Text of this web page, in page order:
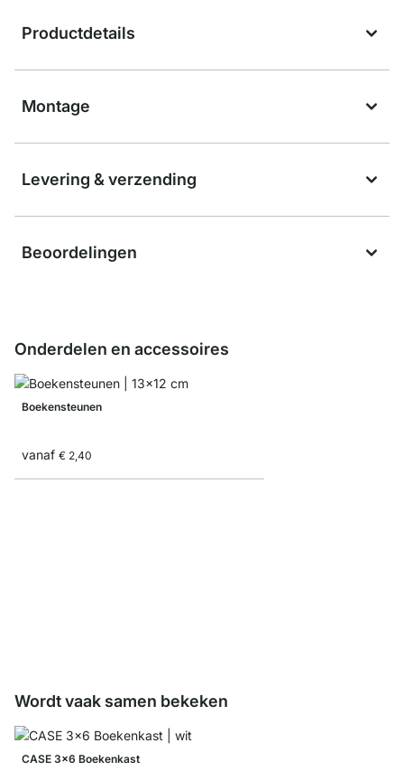
Productdetails
Montage
Levering & verzending
Beoordelingen
Onderdelen en accessoires
Boekensteunen
vanaf € 2,40
Wordt vaak samen bekeken
CASE 3x6 Boekenkast